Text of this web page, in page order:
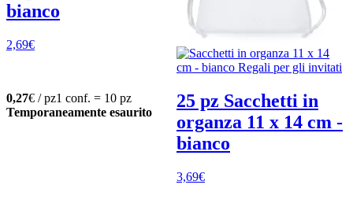
bianco
2,69€
0,27€ / pz1 conf. = 10 pz
Temporaneamente esaurito
25 pz Sacchetti in
organza 11 x 14 cm -
bianco
3,69€